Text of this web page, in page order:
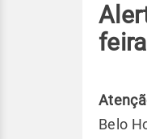
feira
Belo